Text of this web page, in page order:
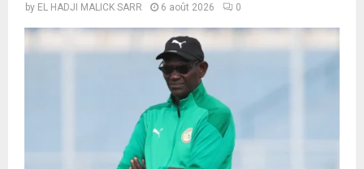
by EL HADJI MALICK SARR 6 août 2026 0